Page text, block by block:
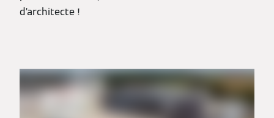
d’architecte !